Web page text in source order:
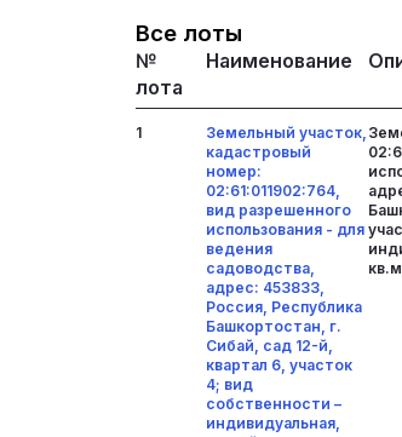
Все лоты
№
лота
Наименование
1
Земельный участок,
кадастровый
номер:
02:61:011902:764,
вид разрешенного
использования - для
ведения
садоводства,
адрес: 453833,
Россия, Республика
Башкортостан, г.
Сибай, сад 12-й,
квартал 6, участок
4; вид
собственности –
индивидуальная,